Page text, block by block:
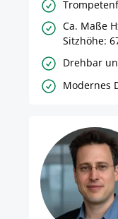
Ca. Maße
Sitzhöhe:
Drehbar
Modernes